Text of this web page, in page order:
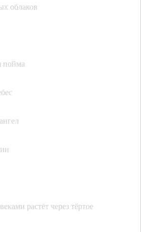
облаков
пойма
растёт через тёртое